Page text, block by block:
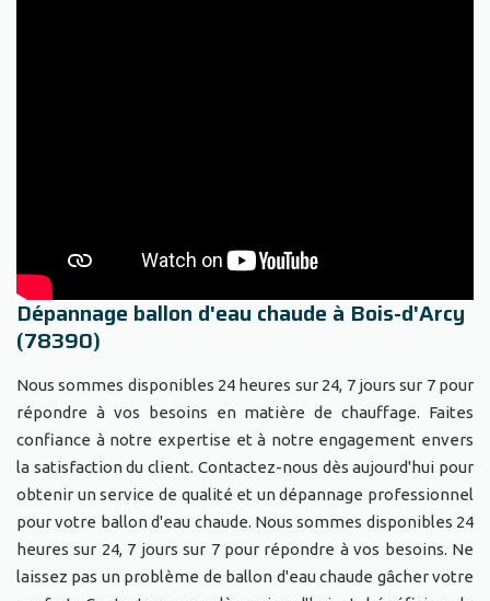
Dépannage ballon d'eau chaude à Bois-d'Arcy
(78390)
Nous sommes disponibles 24 heures sur 24, 7 jours sur 7 pour
répondre à vos besoins en matière de chauffage. Faites
confiance à notre expertise et à notre engagement envers
la satisfaction du client. Contactez-nous dès aujourd'hui pour
obtenir un service de qualité et un dépannage professionnel
pour votre ballon d'eau chaude. Nous sommes disponibles 24
heures sur 24, 7 jours sur 7 pour répondre à vos besoins. Ne
laissez pas un problème de ballon d'eau chaude gâcher votre